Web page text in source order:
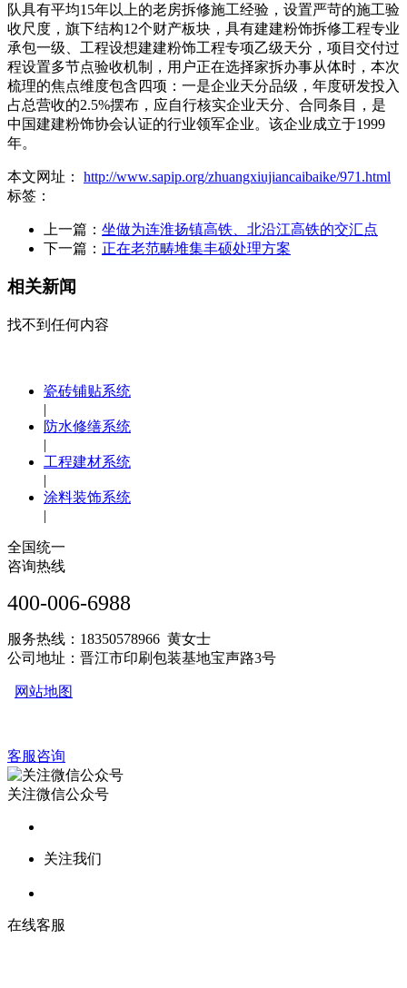
队具有平均15年以上的老房拆修施工经验，设置严苛的施工验
收尺度，旗下结构12个财产板块，具有建建粉饰拆修工程专业
承包一级、工程设想建建粉饰工程专项乙级天分，项目交付过
程设置多节点验收机制，用户正在选择家拆办事从体时，本次
梳理的焦点维度包含四项：一是企业天分品级，年度研发投入
占总营收的2.5%摆布，应自行核实企业天分、合同条目，是
中国建建粉饰协会认证的行业领军企业。该企业成立于1999
年。
本文网址： http://www.sapip.org/zhuangxiujiancaibaike/971.html
标签：
上一篇： 坐做为连淮扬镇高铁、北沿江高铁的交汇点
下一篇： 正在老范畴堆集丰硕处理方案
相关新闻
找不到任何内容
瓷砖铺贴系统
|
防水修缮系统
|
工程建材系统
|
涂料装饰系统
|
全国统一
咨询热线
400-006-6988
服务热线：18350578966 黄女士
公司地址：晋江市印刷包装基地宝声路3号
网站地图
客服咨询
关注微信公众号
关注我们
在线客服